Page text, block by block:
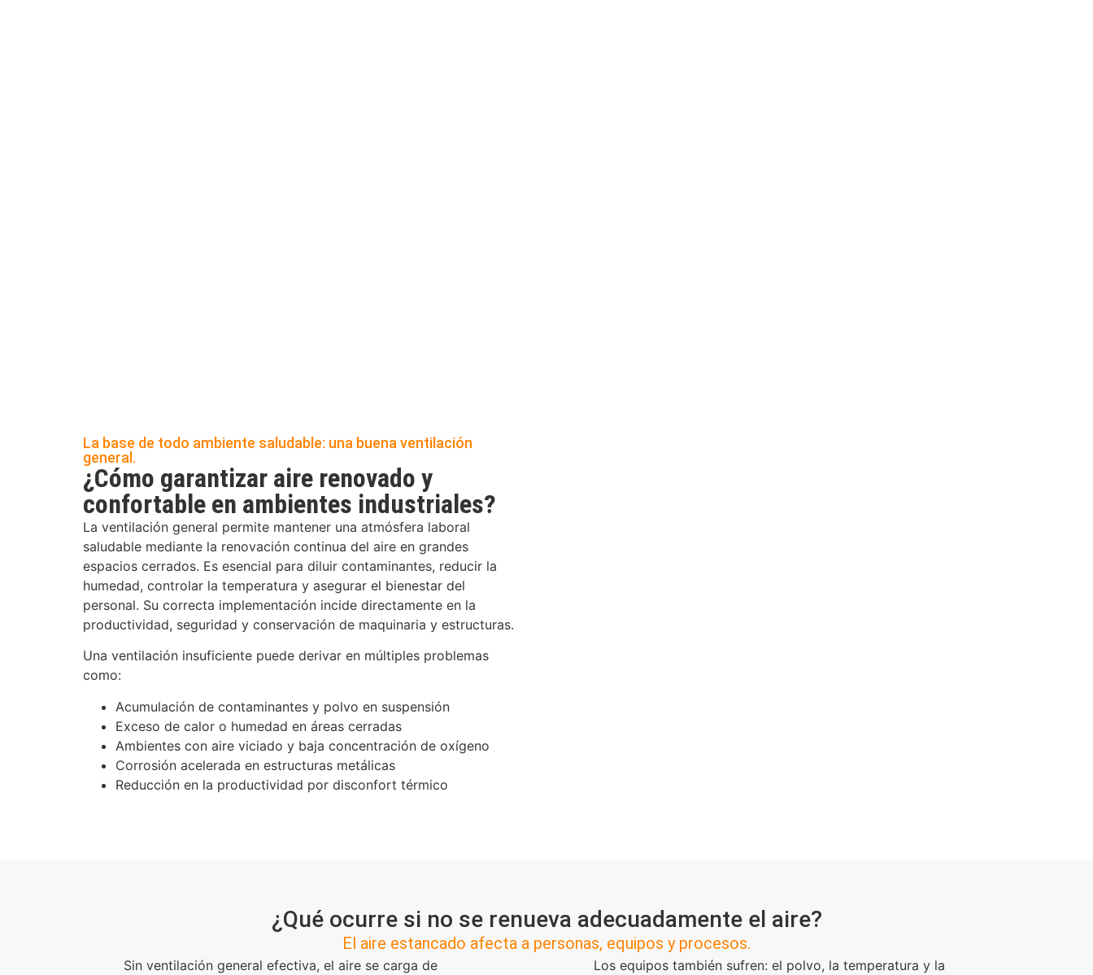
La base de todo ambiente saludable: una buena ventilación
general.
¿Cómo garantizar aire renovado y
confortable en ambientes industriales?
La ventilación general permite mantener una atmósfera laboral
saludable mediante la renovación continua del aire en grandes
espacios cerrados. Es esencial para diluir contaminantes, reducir la
humedad, controlar la temperatura y asegurar el bienestar del
personal. Su correcta implementación incide directamente en la
productividad, seguridad y conservación de maquinaria y estructuras.
Una ventilación insuficiente puede derivar en múltiples problemas
como:
Acumulación de contaminantes y polvo en suspensión
Exceso de calor o humedad en áreas cerradas
Ambientes con aire viciado y baja concentración de oxígeno
Corrosión acelerada en estructuras metálicas
Reducción en la productividad por disconfort térmico
¿Qué ocurre si no se renueva adecuadamente el aire?
El aire estancado afecta a personas, equipos y procesos.
Sin ventilación general efectiva, el aire se carga de
Los equipos también sufren: el polvo, la temperatura y la